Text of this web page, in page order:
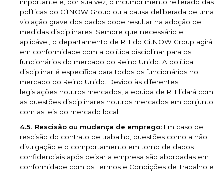
importante e, por sua vez, o incumprimento reiterado das
políticas do CitNOW Group ou a causa deliberada de uma
violação grave dos dados pode resultar na adoção de
medidas disciplinares. Sempre que necessário e
aplicável, o departamento de RH do CitNOW Group agirá
em conformidade com a política disciplinar para os
funcionários do mercado do Reino Unido. A política
disciplinar é específica para todos os funcionários no
mercado do Reino Unido. Devido às diferentes
legislações noutros mercados, a equipa de RH lidará com
as questões disciplinares noutros mercados em conjunto
com as leis do mercado local.
Rescisão ou mudança de emprego: Em caso de
rescisão do contrato de trabalho, questões como a não
divulgação e o comportamento em torno de dados
confidenciais após deixar a empresa são abordadas em
conformidade com os Termos e Condições de Trabalho e